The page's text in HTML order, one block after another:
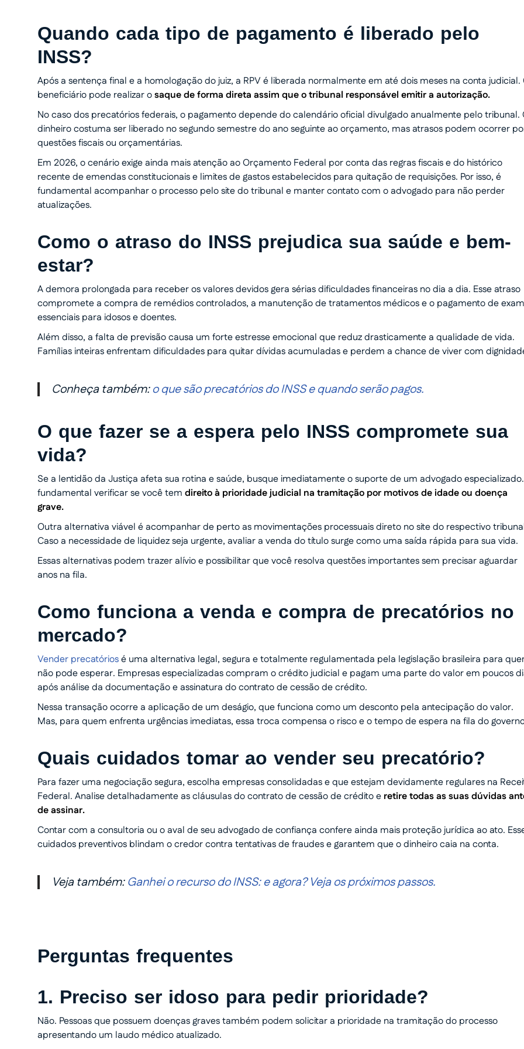
Quando cada tipo de pagamento é liberado pelo
INSS?
Após a sentença final e a homologação do juiz, a RPV é liberada normalmente em até dois meses na conta judicial.
beneficiário pode realizar osaque de forma direta assim que o tribunal responsável emitir a autorização.
No caso dos precatórios federais, o pagamento depende do calendário oficial divulgado anualmente pelo tribunal.
dinheiro costuma ser liberado no segundo semestre do ano seguinte ao orçamento, mas atrasos podem ocorrer
questões fiscais ou orçamentárias.
Em 2026, o cenário exige ainda mais atenção ao Orçamento Federal por conta das regras fiscais e do histórico
recente de emendas constitucionais e limites de gastos estabelecidos para quitação de requisições. Por isso, é
fundamental acompanhar o processo pelo site do tribunal e manter contato com o advogado para não perder
atualizações.
Como o atraso do INSS prejudica sua saúde e bem-
estar?
A demora prolongada para receber os valores devidos gera sérias dificuldades financeiras no dia a dia. Esse atraso
compromete a compra de remédios controlados, a manutenção de tratamentos médicos e o pagamento de
essenciais para idosos e doentes.
Além disso, a falta de previsão causa um forte estresse emocional que reduz drasticamente a qualidade de vida.
Famílias inteiras enfrentam dificuldades para quitar dívidas acumuladas e perdem a chance de viver com
Conheça também:o que são precatórios do INSS e quando serão pagos.
O que fazer se a espera pelo INSS compromete sua
vida?
Se a lentidão da Justiça afeta sua rotina e saúde, busque imediatamente o suporte de um advogado
fundamental verificar se você tem direito à prioridade judicial na tramitação por motivos de idade ou doença
grave.
Outra alternativa viável é acompanhar de perto as movimentações processuais direto no site do respectivo
Caso a necessidade de liquidez seja urgente, avaliar a venda do título surge como uma saída rápida para sua vida.
Essas alternativas podem trazer alívio e possibilitar que você resolva questões importantes sem precisar aguardar
anos na fila.
Como funciona a venda e compra de precatórios no
mercado?
Vender precatóriosé uma alternativa legal, segura e totalmente regulamentada pela legislação brasileira para
não pode esperar. Empresas especializadas compram o crédito judicial e pagam uma parte do valor em poucos
após análise da documentação e assinatura do contrato de cessão de crédito.
Nessa transação ocorre a aplicação de um deságio, que funciona como um desconto pela antecipação do valor.
Mas, para quem enfrenta urgências imediatas, essa troca compensa o risco e o tempo de espera na fila do
Quais cuidados tomar ao vender seu precatório?
Para fazer uma negociação segura, escolha empresas consolidadas e que estejam devidamente regulares na
Federal. Analise detalhadamente as cláusulas do contrato de cessão de crédito e retire todas as suas dúvidas
de assinar.
Contar com a consultoria ou o aval de seu advogado de confiança confere ainda mais proteção jurídica ao ato.
cuidados preventivos blindam o credor contra tentativas de fraudes e garantem que o dinheiro caia na conta.
Veja também:Ganhei o recurso do INSS: e agora? Veja os próximos passos.
Perguntas frequentes
1. Preciso ser idoso para pedir prioridade?
Não. Pessoas que possuem doenças graves também podem solicitar a prioridade na tramitação do processo
apresentando um laudo médico atualizado.